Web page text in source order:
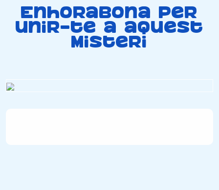
Enhorabona per
unir-te a aquest
misteri